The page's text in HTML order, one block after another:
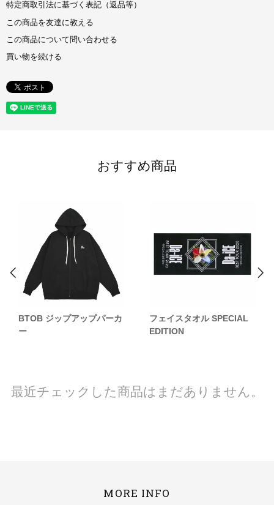
特定商取引法に基づく表記（返品等）
この商品を友達に教える
この商品について問い合わせる
買い物を続ける
おすすめ商品
BTOB ジップアップパーカ
ー
フェイスタオル SPECIAL
EDITION
最近チェックした商品はまだありません。
MORE INFO